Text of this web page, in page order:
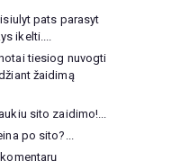
pats parasyt
ikelti....
tiesiog nuvogti
žaidimą
sito zaidimo!...
po sito?...